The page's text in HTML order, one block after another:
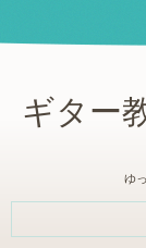
ギター
ゆ